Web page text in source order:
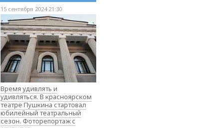
15 сентября 2024 21:30
Время удивлять и
удивляться. В красноярском
театре Пушкина стартовал
юбилейный театральный
сезон. Фоторепортаж с